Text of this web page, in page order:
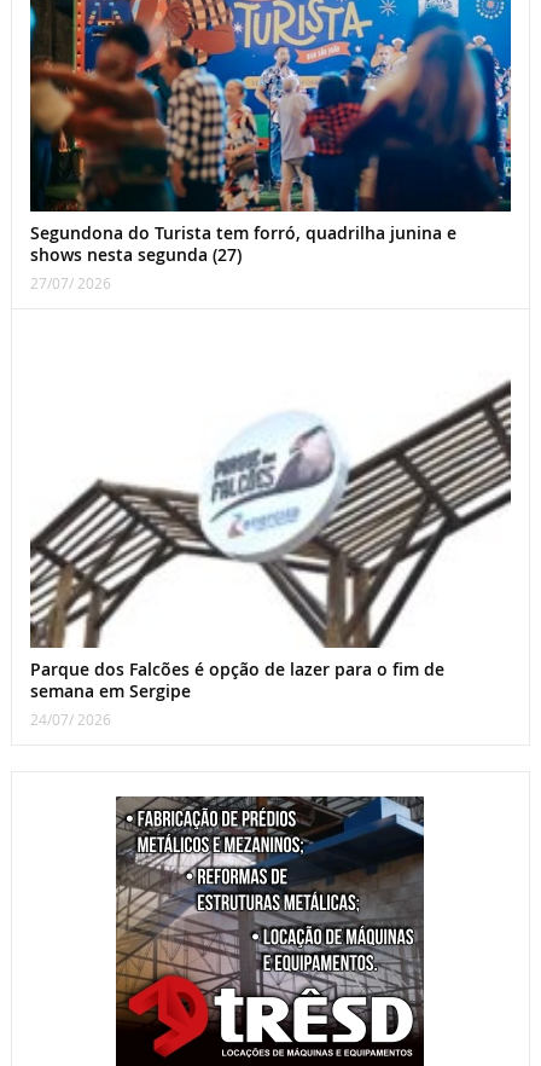
Segundona do Turista tem forró, quadrilha junina e
shows nesta segunda (27)
27/07/ 2026
Parque dos Falcões é opção de lazer para o fim de
semana em Sergipe
24/07/ 2026